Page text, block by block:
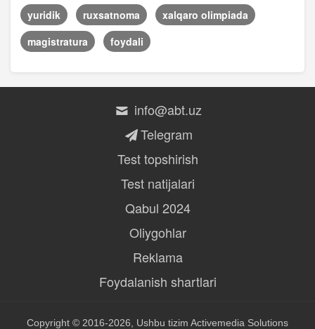
yuridik
ruxsatnoma
xalqaro olimpiada
magistratura
foydali
info@abt.uz
Telegram
Test topshirish
Test natijalari
Qabul 2024
Oliygohlar
Reklama
Foydalanish shartlari
Copyright © 2016-2026, Ushbu tizim Activemedia Solutions